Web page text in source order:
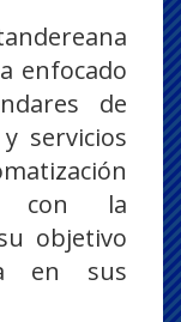
enfocado
de
servicios
con la
objetivo
en sus